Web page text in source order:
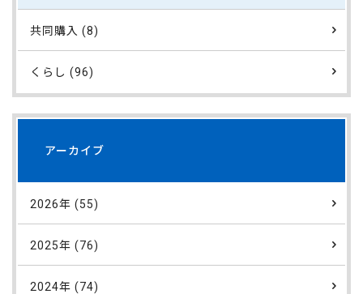
共同購入 (8)
くらし (96)
アーカイブ
2026年 (55)
2025年 (76)
2024年 (74)